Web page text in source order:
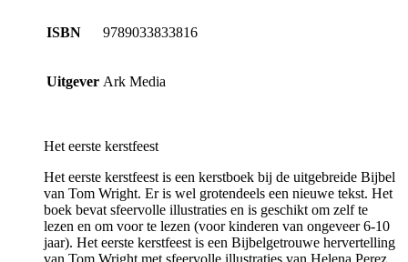
ISBN 9789033833816
Uitgever Ark Media
Het eerste kerstfeest
Het eerste kerstfeest is een kerstboek bij de uitgebreide Bijbel
van Tom Wright. Er is wel grotendeels een nieuwe tekst. Het
boek bevat sfeervolle illustraties en is geschikt om zelf te
lezen en om voor te lezen (voor kinderen van ongeveer 6-10
jaar). Het eerste kerstfeest is een Bijbelgetrouwe hervertelling
van Tom Wright met sfeervolle illustraties van Helena Perez